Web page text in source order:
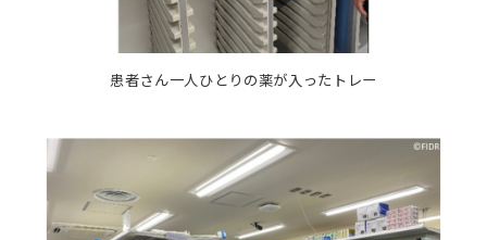
患者さん一人ひとりの薬が入ったトレー